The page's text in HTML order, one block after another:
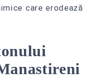
care erodează